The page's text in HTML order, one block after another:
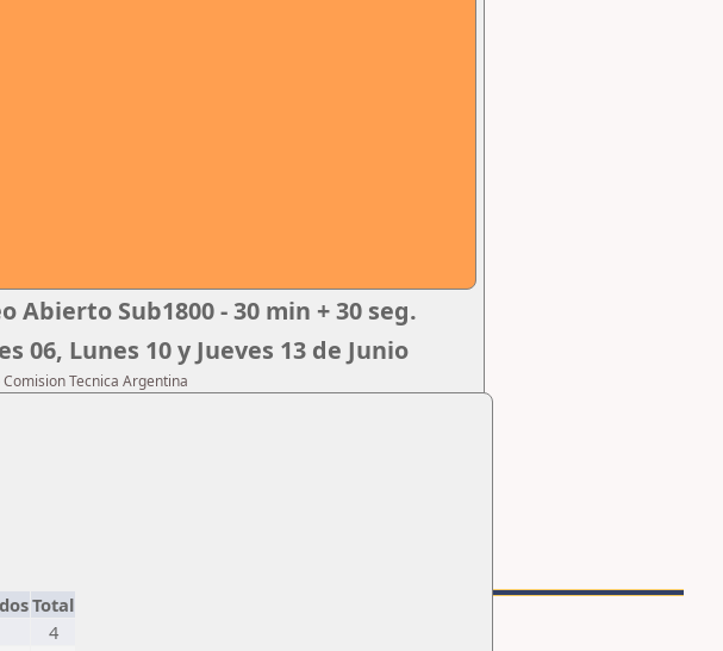
Sub1800 - 30 min + 30 seg.
06, Lunes 10 y Jueves 13 de Junio
Tecnica Argentina
Total
4